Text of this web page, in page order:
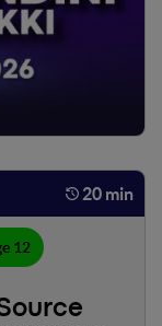
20 min
12